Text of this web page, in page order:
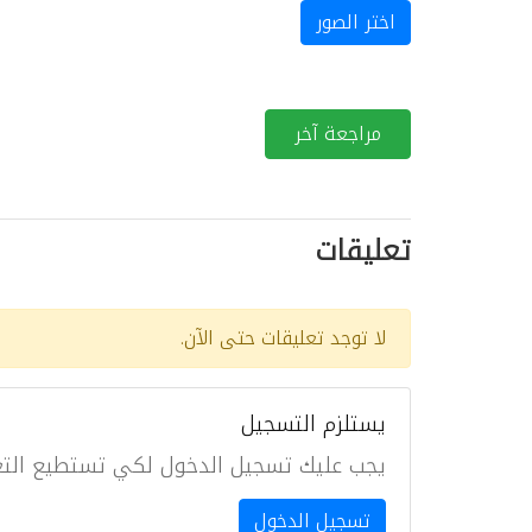
اختر الصور
مراجعة آخر
تعليقات
لا توجد تعليقات حتى الآن.
يستلزم التسجيل
يجب عليك تسجيل الدخول لكي تستطيع
تسجيل الدخول